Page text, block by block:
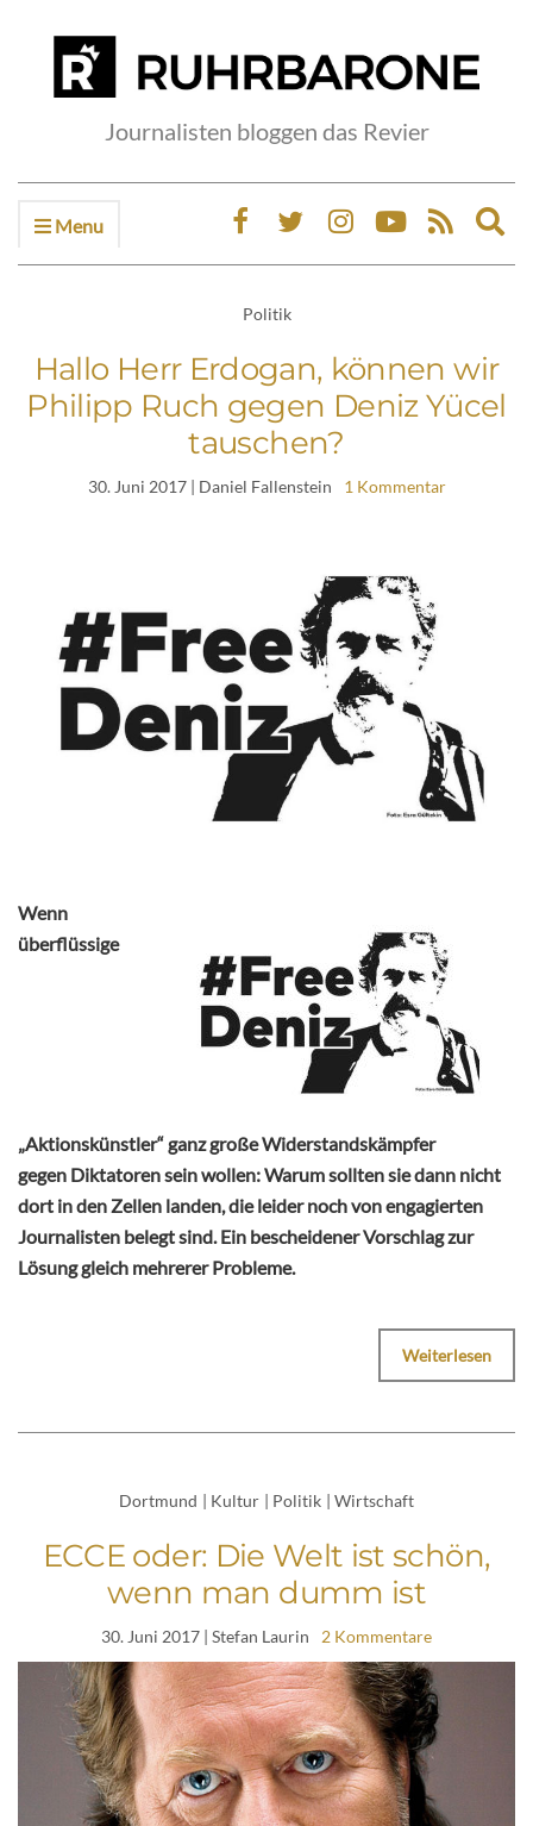
Journalisten bloggen das Revier
Menu
Politik
Hallo Herr Erdogan, können wir
Philipp Ruch gegen Deniz Yücel
tauschen?
30. Juni 2017| Daniel Fallenstein 1 Kommentar
Wenn
überflüssige
„Aktionskünstler“ ganz große Widerstandskämpfer
gegen Diktatoren sein wollen: Warum sollten sie dann nicht
dort in den Zellen landen, die leider noch von engagierten
Journalisten belegt sind. Ein bescheidener Vorschlag zur
Lösung gleich mehrerer Probleme.
Weiterlesen
Dortmund | Kultur | Politik | Wirtschaft
ECCE oder: Die Welt ist schön,
wenn man dumm ist
30. Juni 2017 | Stefan Laurin 2 Kommentare